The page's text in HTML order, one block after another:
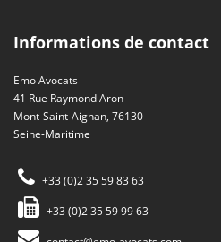
Informations de contact
Emo Avocats
41 Rue Raymond Aron
Mont-Saint-Aignan, 76130
Seine-Maritime
+33 (0)2 35 59 83 63
+33 (0)2 35 59 99 63